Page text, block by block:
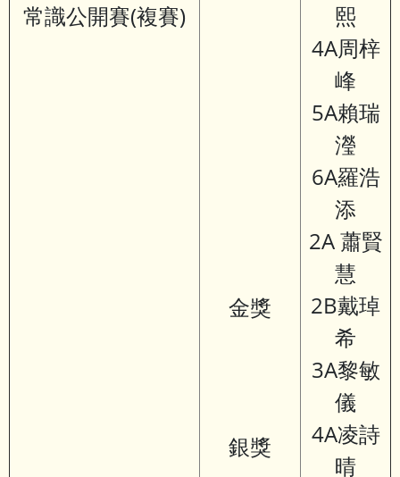
常識公開賽(複賽)
金獎
銀獎
熙
4A周梓
峰
5A賴瑞
瀅
6A羅浩
添
2A 蕭賢
慧
2B戴琸
希
3A黎敏
儀
4A凌詩
晴